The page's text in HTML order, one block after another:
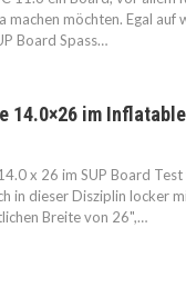
machen möchten. Egal
Board Spass…
im Inflatable
x 26 im SUP Board
in dieser Disziplin locker
Breite von 26",…